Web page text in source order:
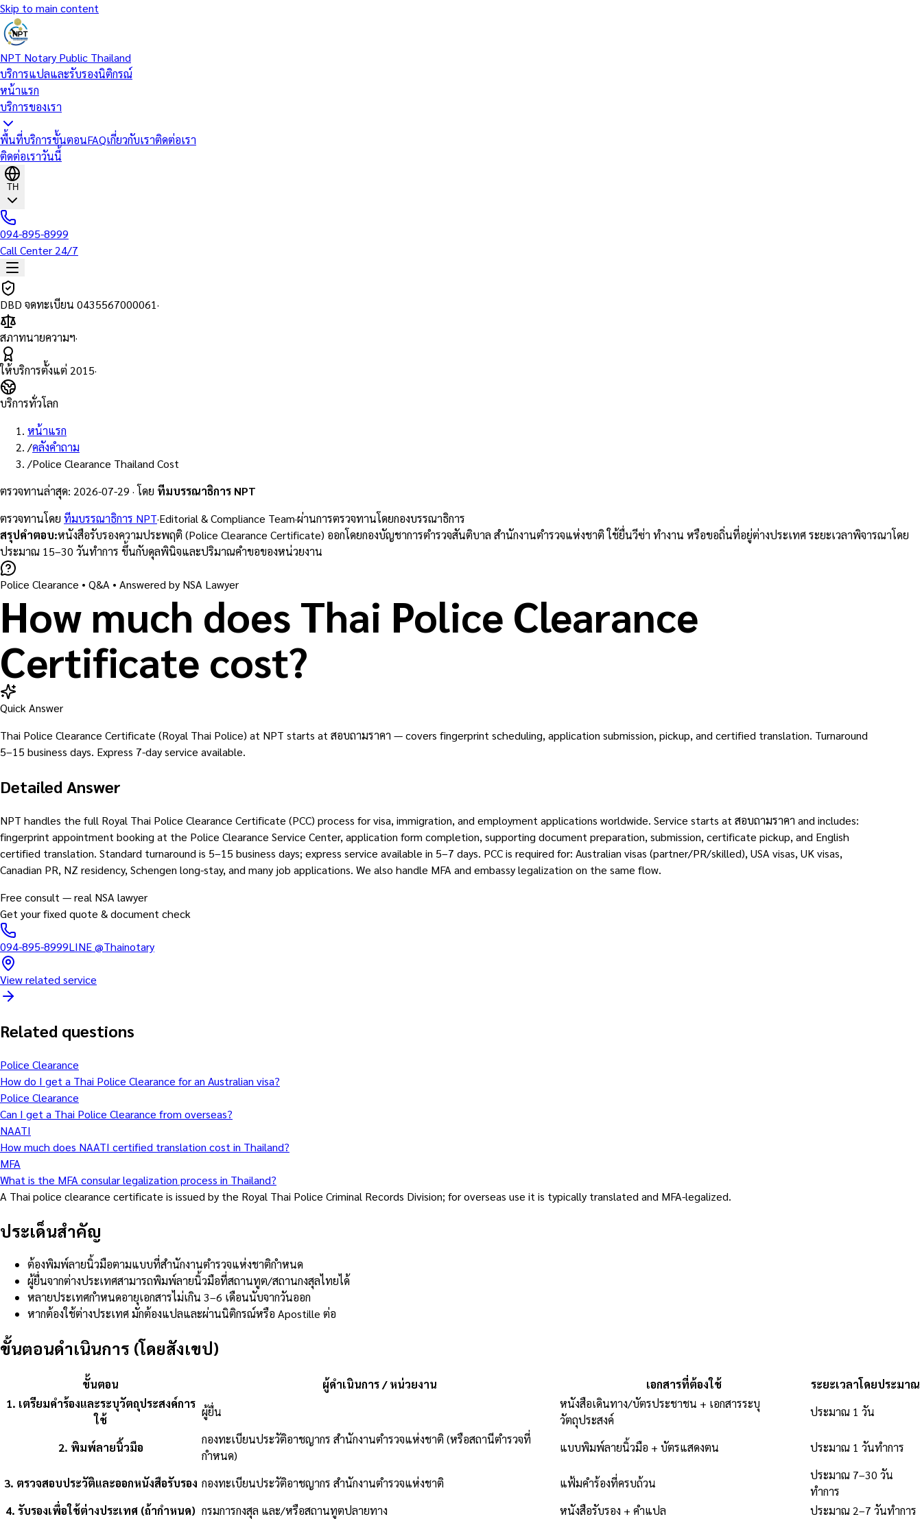
Skip to main content
NPT Notary Public Thailand
บริการแปลและรับรองนิติกรณ์
หน้าแรก
บริการของเรา
พื้นที่บริการขั้นตอนFAQเกี่ยวกับเราติดต่อเรา
ติดต่อเราวันนี้
TH
094-895-8999
Call Center 24/7
DBD จดทะเบียน 0435567000061·
สภาทนายความฯ·
ให้บริการตั้งแต่ 2015·
บริการทั่วโลก
หน้าแรก
/คลังคำถาม
/Police Clearance Thailand Cost
ตรวจทานล่าสุด: 2026-07-29 · โดย ทีมบรรณาธิการ NPT
ตรวจทานโดย ทีมบรรณาธิการ NPT·Editorial & Compliance Team·ผ่านการตรวจทานโดยกองบรรณาธิการ
สรุปคำตอบ:หนังสือรับรองความประพฤติ (Police Clearance Certificate) ออกโดยกองบัญชาการตำรวจสันติบาล สำนักงานตำรวจแห่งชาติ ใช้ยื่นวีซ่า ทำงาน หรือขอถิ่นที่อยู่ต่างประเทศ ระยะเวลาพิจารณาโดย
ประมาณ 15–30 วันทำการ ขึ้นกับดุลพินิจและปริมาณคำขอของหน่วยงาน
Police Clearance • Q&A • Answered by NSA Lawyer
How much does Thai Police Clearance
Certificate cost?
Quick Answer
Thai Police Clearance Certificate (Royal Thai Police) at NPT starts at สอบถามราคา — covers fingerprint scheduling, application submission, pickup, and certified translation. Turnaround
5–15 business days. Express 7-day service available.
Detailed Answer
NPT handles the full Royal Thai Police Clearance Certificate (PCC) process for visa, immigration, and employment applications worldwide. Service starts at สอบถามราคา and includes:
fingerprint appointment booking at the Police Clearance Service Center, application form completion, supporting document preparation, submission, certificate pickup, and English
certified translation. Standard turnaround is 5–15 business days; express service available in 5–7 days. PCC is required for: Australian visas (partner/PR/skilled), USA visas, UK visas,
Canadian PR, NZ residency, Schengen long-stay, and many job applications. We also handle MFA and embassy legalization on the same flow.
Free consult — real NSA lawyer
Get your fixed quote & document check
094-895-8999LINE@Thainotary
View related service
Related questions
Police Clearance
How do I get a Thai Police Clearance for an Australian visa?
Police Clearance
Can I get a Thai Police Clearance from overseas?
NAATI
How much does NAATI certified translation cost in Thailand?
MFA
What is the MFA consular legalization process in Thailand?
A Thai police clearance certificate is issued by the Royal Thai Police Criminal Records Division; for overseas use it is typically translated and MFA-legalized.
ประเด็นสำคัญ
ต้องพิมพ์ลายนิ้วมือตามแบบที่สำนักงานตำรวจแห่งชาติกำหนด
ผู้ยื่นจากต่างประเทศสามารถพิมพ์ลายนิ้วมือที่สถานทูต/สถานกงสุลไทยได้
หลายประเทศกำหนดอายุเอกสารไม่เกิน 3–6 เดือนนับจากวันออก
หากต้องใช้ต่างประเทศ มักต้องแปลและผ่านนิติกรณ์หรือ Apostille ต่อ
ขั้นตอนดำเนินการ (โดยสังเขป)
ขั้นตอน ผู้ดำเนินการ / หน่วยงาน เอกสารที่ต้องใช้
ระยะเวลาโดยประมาณ
1. เตรียมคำร้องและระบุวัตถุประสงค์การ
ใช้
ผู้ยื่น
หนังสือเดินทาง/บัตรประชาชน + เอกสารระบุ
วัตถุประสงค์
ประมาณ 1 วัน
2. พิมพ์ลายนิ้วมือ
กองทะเบียนประวัติอาชญากร สำนักงานตำรวจแห่งชาติ (หรือสถานีตำรวจที่
กำหนด)
แบบพิมพ์ลายนิ้วมือ + บัตรแสดงตน ประมาณ 1 วันทำการ
3. ตรวจสอบประวัติและออกหนังสือรับรอง กองทะเบียนประวัติอาชญากร สำนักงานตำรวจแห่งชาติ แฟ้มคำร้องที่ครบถ้วน
ประมาณ 7–30 วัน
ทำการ
4. รับรองเพื่อใช้ต่างประเทศ (ถ้ากำหนด) กรมการกงสุล และ/หรือสถานทูตปลายทาง หนังสือรับรอง + คำแปล ประมาณ 2–7 วันทำการ